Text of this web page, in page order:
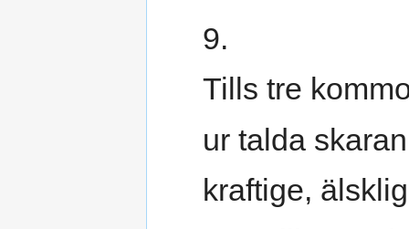
9.
Tills tre
ur talda
kraftige,